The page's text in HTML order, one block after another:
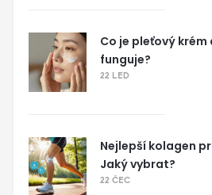
Co je pleťový
funguje?
22 LED
Nejlepší kolagen
Jaký vybrat?
22 ČEC